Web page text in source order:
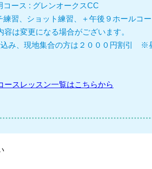
コース : グレンオークスCC
練習、ショット練習、＋午後９ホールコ
は変更になる場合がございます。
み、現地集合の方は２０００円割引 ※
ースレッスン一覧はこちらから